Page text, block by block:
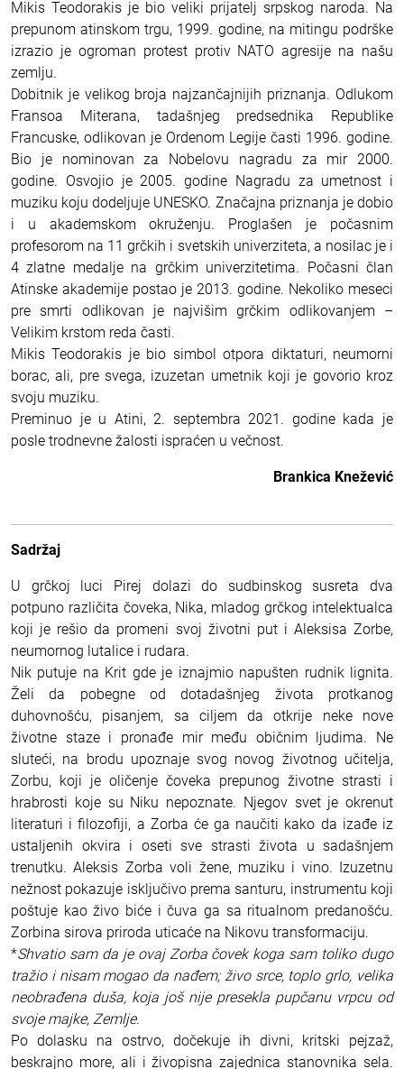
Mikis Teodorakis je bio veliki prijatelj srpskog naroda. Na
prepunom atinskom trgu, 1999. godine, na mitingu podrške
izrazio je ogroman protest protiv NATO agresije na našu
zemlju.
Dobitnik je velikog broja najzančajnijih priznanja. Odlukom
Fransoa Miterana, tadašnjeg predsednika Republike
Francuske, odlikovan je Ordenom Legije časti 1996. godine.
Bio je nominovan za Nobelovu nagradu za mir 2000.
godine. Osvojio je 2005. godine Nagradu za umetnost i
muziku koju dodeljuje UNESKO. Značajna priznanja je dobio
i u akademskom okruženju. Proglašen je počasnim
profesorom na 11 grčkih i svetskih univerziteta, a nosilac je i
4 zlatne medalje na grčkim univerzitetima. Počasni član
Atinske akademije postao je 2013. godine. Nekoliko meseci
pre smrti odlikovan je najvišim grčkim odlikovanjem –
Velikim krstom reda časti.
Mikis Teodorakis je bio simbol otpora diktaturi, neumorni
borac, ali, pre svega, izuzetan umetnik koji je govorio kroz
svoju muziku.
Preminuo je u Atini, 2. septembra 2021. godine kada je
posle trodnevne žalosti ispraćen u večnost.
Brankica Knežević
Sadržaj
U grčkoj luci Pirej dolazi do sudbinskog susreta dva
potpuno različita čoveka, Nika, mladog grčkog intelektualca
koji je rešio da promeni svoj životni put i Aleksisa Zorbe,
neumornog lutalice i rudara.
Nik putuje na Krit gde je iznajmio napušten rudnik lignita.
Želi da pobegne od dotadašnjeg života protkanog
duhovnošću, pisanjem, sa ciljem da otkrije neke nove
životne staze i pronađe mir među običnim ljudima. Ne
sluteći, na brodu upoznaje svog novog životnog učitelja,
Zorbu, koji je oličenje čoveka prepunog životne strasti i
hrabrosti koje su Niku nepoznate. Njegov svet je okrenut
literaturi i filozofiji, a Zorba će ga naučiti kako da izađe iz
ustaljenih okvira i oseti sve strasti života u sadašnjem
trenutku. Aleksis Zorba voli žene, muziku i vino. Izuzetnu
nežnost pokazuje isključivo prema santuru, instrumentu koji
poštuje kao živo biće i čuva ga sa ritualnom predanošću.
Zorbina sirova priroda uticaće na Nikovu transformaciju.
*Shvatio sam da je ovaj Zorba čovek koga sam toliko dugo
tražio i nisam mogao da nađem; živo srce, toplo grlo, velika
neobrađena duša, koja još nije presekla pupčanu vrpcu od
svoje majke, Zemlje.
Po dolasku na ostrvo, dočekuje ih divni, kritski pejzaž,
beskrajno more, ali i živopisna zajednica stanovnika sela.